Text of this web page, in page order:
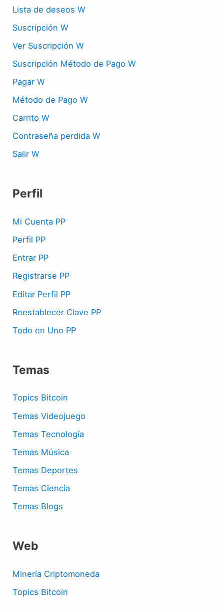
Lista de deseos W
Suscripción W
Ver Suscripción W
Suscripción Método de Pago W
Pagar W
Método de Pago W
Carrito W
Contraseña perdida W
Salir W
Perfil
Mi Cuenta PP
Perfil PP
Entrar PP
Registrarse PP
Editar Perfil PP
Reestablecer Clave PP
Todo en Uno PP
Temas
Topics Bitcoin
Temas Videojuego
Temas Tecnología
Temas Música
Temas Deportes
Temas Ciencia
Temas Blogs
Web
Minería Criptomoneda
Topics Bitcoin